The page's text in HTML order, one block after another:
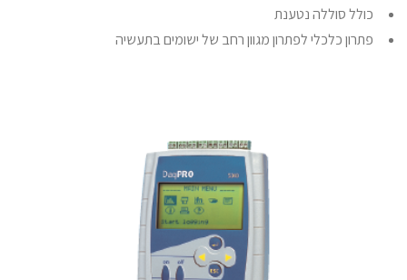
כולל סוללה נטענת
פתרון כלכלי לפתרון מגוון רחב של ישומים בתעשיה